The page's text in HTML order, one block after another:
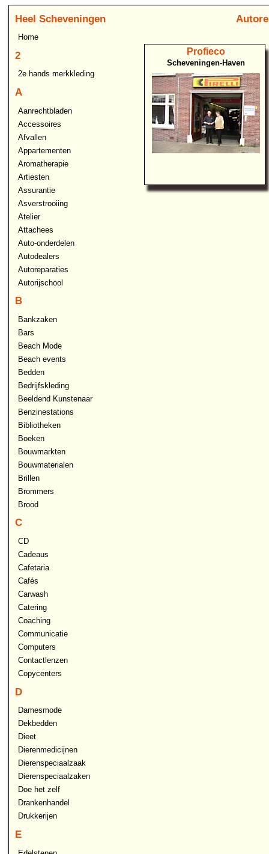
Heel Scheveningen
Home
2
2e hands merkkleding
A
Aanrechtbladen
Accessoires
Afvallen
Appartementen
Aromatherapie
Artiesten
Assurantie
Asverstrooiing
Atelier
Attachees
Auto-onderdelen
Autodealers
Autoreparaties
Autorijschool
B
Bankzaken
Bars
Beach Mode
Beach events
Bedden
Bedrijfskleding
Beeldend Kunstenaar
Benzinestations
Bibliotheken
Boeken
Bouwmarkten
Bouwmaterialen
Brillen
Brommers
Brood
C
CD
Cadeaus
Cafetaria
Cafés
Carwash
Catering
Coaching
Communicatie
Computers
Contactlenzen
Copycenters
D
Damesmode
Dekbedden
Dieet
Dierenmedicijnen
Dierenspeciaalzaak
Dierenspeciaalzaken
Doe het zelf
Drankenhandel
Drukkerijen
E
Profieco
Scheveningen-Haven